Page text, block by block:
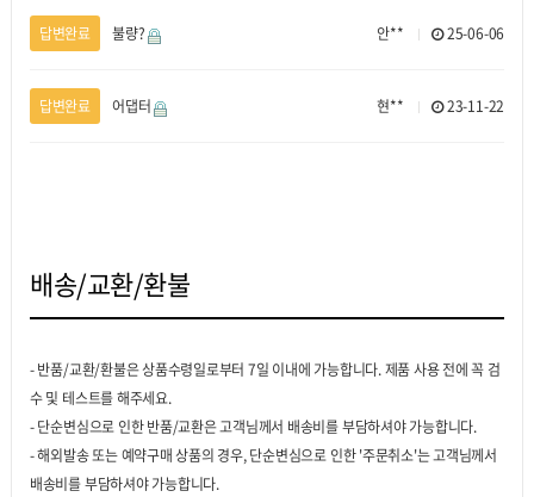
답변완료 불량? 안** 25-06-06
답변완료 어댑터 현** 23-11-22
배송/교환/환불
- 반품/교환/환불은 상품수령일로부터 7일 이내에 가능합니다. 제품 사용 전에 꼭 검
수 및 테스트를 해주세요.
- 단순변심으로 인한 반품/교환은 고객님께서 배송비를 부담하셔야 가능합니다.
- 해외발송 또는 예약구매 상품의 경우, 단순변심으로 인한 '주문취소'는 고객님께서
배송비를 부담하셔야 가능합니다.